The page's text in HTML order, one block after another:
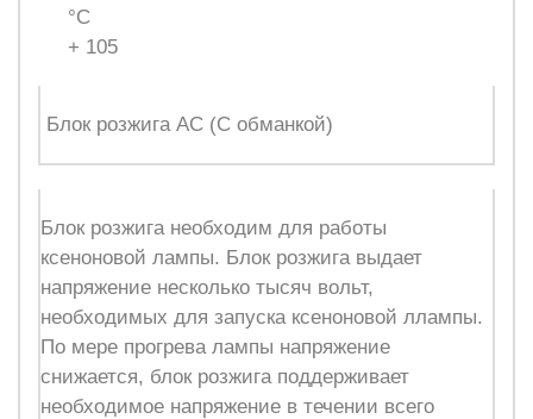
°С
+ 105
Блок розжига AC (С обманкой)
Блок розжига необходим для работы
ксеноновой лампы. Блок розжига выдает
напряжение несколько тысяч вольт,
необходимых для запуска ксеноновой ллампы.
По мере прогрева лампы напряжение
снижается, блок розжига поддерживает
необходимое напряжение в течении всего